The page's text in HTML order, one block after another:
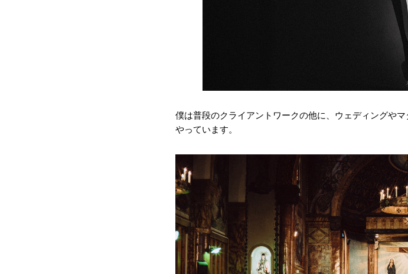
僕は普段のクライアントワークの他に、ウェディングや
やっています。